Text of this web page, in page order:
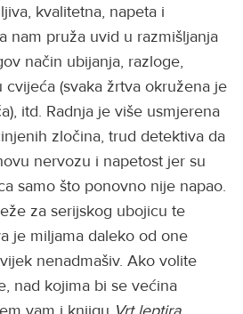
kvalitetna, napeta i
nam pruža uvid u razmišljanja
način ubijanja, razloge,
(svaka žrtva okružena je
itd. Radnja je više usmjerena
zločina, trud detektiva da
nervozu i napetost jer su
samo što ponovno nije napao.
za serijskog ubojicu te
je miljama daleko od one
nenadmašiv. Ako volite
nad kojima bi se većina
vam i knjigu Vrt leptira.